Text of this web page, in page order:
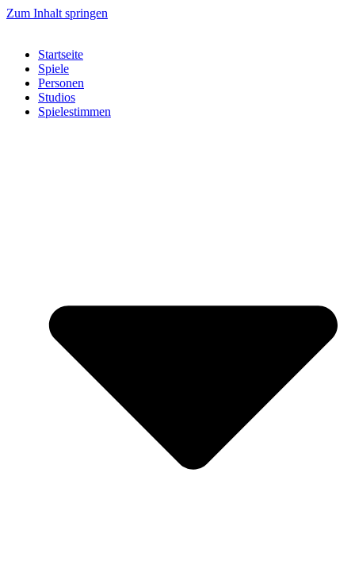
Zum Inhalt springen
Startseite
Spiele
Personen
Studios
Spielestimmen